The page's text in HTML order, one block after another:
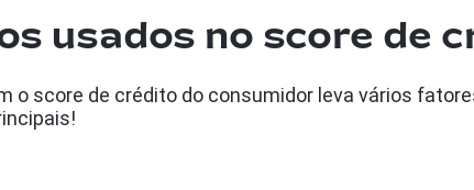
usados no score de
o score de crédito do consumidor leva vários